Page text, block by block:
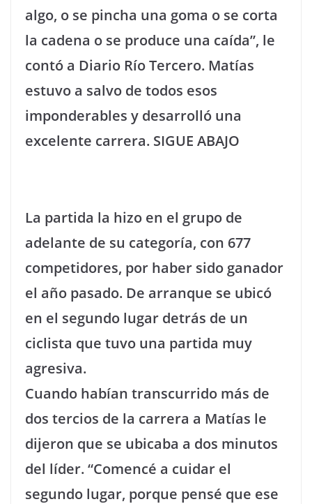
algo, o se pincha una goma o se corta
la cadena o se produce una caída”, le
contó a Diario Río Tercero. Matías
estuvo a salvo de todos esos
imponderables y desarrolló una
excelente carrera. SIGUE ABAJO
La partida la hizo en el grupo de
adelante de su categoría, con 677
competidores, por haber sido ganador
el año pasado. De arranque se ubicó
en el segundo lugar detrás de un
ciclista que tuvo una partida muy
agresiva.
Cuando habían transcurrido más de
dos tercios de la carrera a Matías le
dijeron que se ubicaba a dos minutos
del líder. “Comencé a cuidar el
segundo lugar, porque pensé que ese